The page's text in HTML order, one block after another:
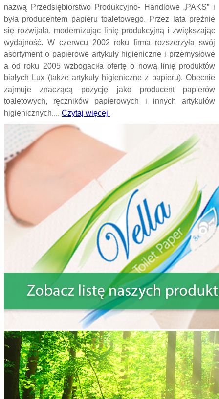
nazwą Przedsiębiorstwo Produkcyjno- Handlowe „PAKS” i
była producentem papieru toaletowego. Przez lata prężnie
się rozwijała, modernizując linię produkcyjną i zwiększając
wydajność. W czerwcu 2002 roku firma rozszerzyła swój
asortyment o papierowe artykuły higieniczne i przemysłowe
a od roku 2005 wzbogaciła ofertę o nową linię produktów
białych Lux (także artykuły higieniczne z papieru). Obecnie
zajmuje znaczącą pozycję jako producent papierów
toaletowych, ręczników papierowych i innych artykułów
higienicznych.... Czytaj więcej.